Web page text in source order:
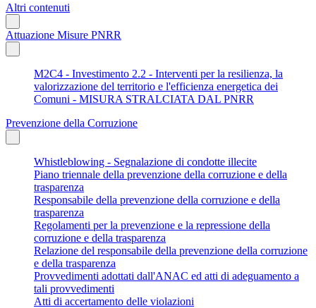
Altri contenuti
Attuazione Misure PNRR
M2C4 - Investimento 2.2 - Interventi per la resilienza, la
valorizzazione del territorio e l'efficienza energetica dei
Comuni - MISURA STRALCIATA DAL PNRR
Prevenzione della Corruzione
Whistleblowing - Segnalazione di condotte illecite
Piano triennale della prevenzione della corruzione e della
trasparenza
Responsabile della prevenzione della corruzione e della
trasparenza
Regolamenti per la prevenzione e la repressione della
corruzione e della trasparenza
Relazione del responsabile della prevenzione della corruzione
e della trasparenza
Provvedimenti adottati dall'ANAC ed atti di adeguamento a
tali provvedimenti
Atti di accertamento delle violazioni